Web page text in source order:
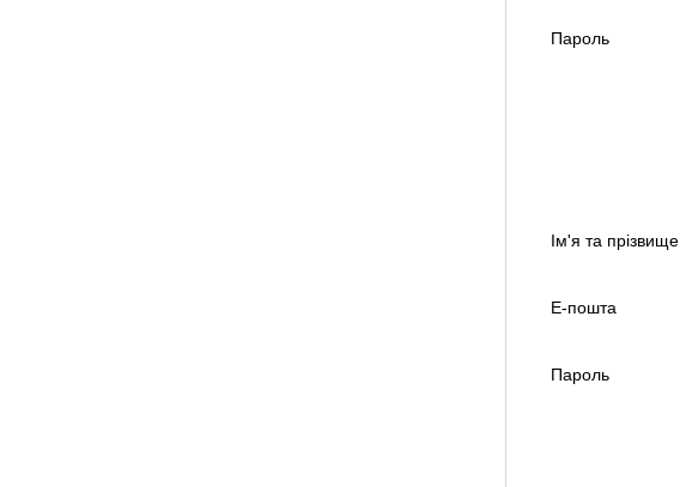
Пароль
Ім'я та прізвище
Е-пошта
Пароль